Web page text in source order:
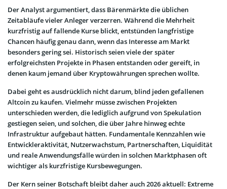
Der Analyst argumentiert, dass Bärenmärkte die üblichen
Zeitabläufe vieler Anleger verzerren. Während die Mehrheit
kurzfristig auf fallende Kurse blickt, entstünden langfristige
Chancen häufig genau dann, wenn das Interesse am Markt
besonders gering sei. Historisch seien viele der später
erfolgreichsten Projekte in Phasen entstanden oder gereift, in
denen kaum jemand über Kryptowährungen sprechen wollte.
Dabei geht es ausdrücklich nicht darum, blind jeden gefallenen
Altcoin zu kaufen. Vielmehr müsse zwischen Projekten
unterschieden werden, die lediglich aufgrund von Spekulation
gestiegen seien, und solchen, die über Jahre hinweg echte
Infrastruktur aufgebaut hätten. Fundamentale Kennzahlen wie
Entwickleraktivität, Nutzerwachstum, Partnerschaften, Liquidität
und reale Anwendungsfälle würden in solchen Marktphasen oft
wichtiger als kurzfristige Kursbewegungen.
Der Kern seiner Botschaft bleibt daher auch 2026 aktuell: Extreme